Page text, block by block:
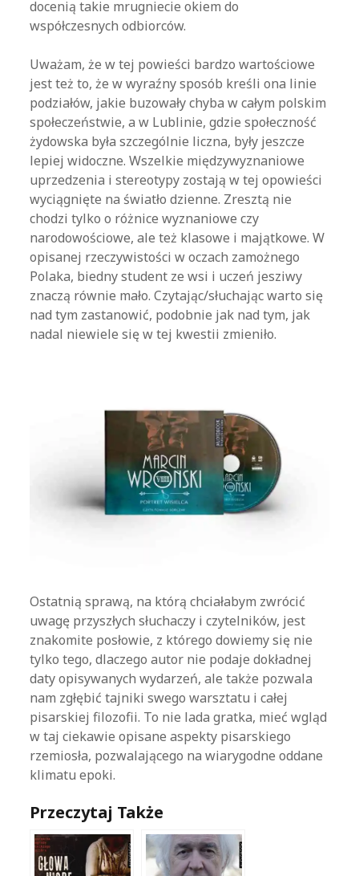
docenią takie mrugniecie okiem do
współczesnych odbiorców.
Uważam, że w tej powieści bardzo wartościowe
jest też to, że w wyraźny sposób kreśli ona linie
podziałów, jakie buzowały chyba w całym polskim
społeczeństwie, a w Lublinie, gdzie społeczność
żydowska była szczególnie liczna, były jeszcze
lepiej widoczne. Wszelkie międzywyznaniowe
uprzedzenia i stereotypy zostają w tej opowieści
wyciągnięte na światło dzienne. Zresztą nie
chodzi tylko o różnice wyznaniowe czy
narodowościowe, ale też klasowe i majątkowe. W
opisanej rzeczywistości w oczach zamożnego
Polaka, biedny student ze wsi i uczeń jesziwy
znaczą równie mało. Czytając/słuchając warto się
nad tym zastanowić, podobnie jak nad tym, jak
nadal niewiele się w tej kwestii zmieniło.
Ostatnią sprawą, na którą chciałabym zwrócić
uwagę przyszłych słuchaczy i czytelników, jest
znakomite posłowie, z którego dowiemy się nie
tylko tego, dlaczego autor nie podaje dokładnej
daty opisywanych wydarzeń, ale także pozwala
nam zgłębić tajniki swego warsztatu i całej
pisarskiej filozofii. To nie lada gratka, mieć wgląd
w taj ciekawie opisane aspekty pisarskiego
rzemiosła, pozwalającego na wiarygodne oddane
klimatu epoki.
Przeczytaj Także